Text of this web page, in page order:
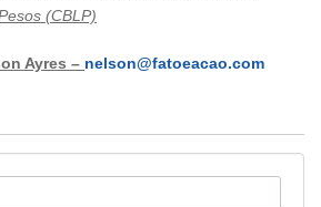
(CBLP)
Ayres – nelson@fatoeacao.com